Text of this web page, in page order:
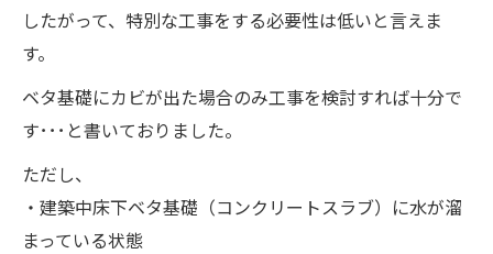
したがって、特別な工事をする必要性は低いと言えま
す。
ベタ基礎にカビが出た場合のみ工事を検討すれば十分で
す･･･と書いておりました。
ただし、
・建築中床下ベタ基礎（コンクリートスラブ）に水が溜
まっている状態